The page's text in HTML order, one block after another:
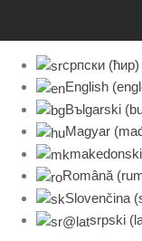
српски (ћир)
English (
Bъlgarski (
Magyar (
makedonski
Română(
Slovenčina (
srpski